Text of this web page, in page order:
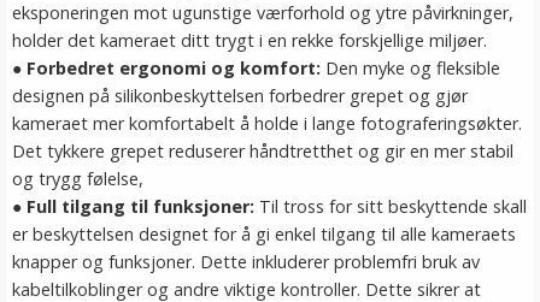
eksponeringen mot ugunstige værforhold og ytre påvirkninger,
holder det kameraet ditt trygt i en rekke forskjellige miljøer.
● Forbedret ergonomi og komfort: Den myke og fleksible
designen på silikonbeskyttelsen forbedrer grepet og gjør
kameraet mer komfortabelt å holde i lange fotograferingsøkter.
Det tykkere grepet reduserer håndtretthet og gir en mer stabil
og trygg følelse,
● Full tilgang til funksjoner: Til tross for sitt beskyttende skall
er beskyttelsen designet for å gi enkel tilgang til alle kameraets
knapper og funksjoner. Dette inkluderer problemfri bruk av
kabeltilkoblinger og andre viktige kontroller. Dette sikrer at